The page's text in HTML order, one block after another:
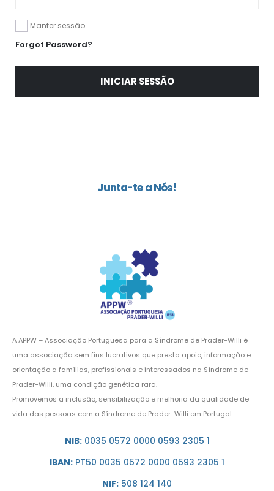
Manter sessão
Forgot Password?
INICIAR SESSÃO
Junta-te a Nós!
A APPW – Associação Portuguesa para a Síndrome de Prader-Willi é
uma associação sem fins lucrativos que presta apoio, informação e
orientação a famílias, profissionais e interessados na Síndrome de
Prader-Willi, uma condição genética rara.
Promovemos a inclusão, sensibilização e melhoria da qualidade de
vida das pessoas com a Síndrome de Prader-Willi em Portugal.
NIB:0035 0572 0000 0593 2305 1
IBAN: PT50 0035 0572 0000 0593 2305 1
NIF: 508 124 140